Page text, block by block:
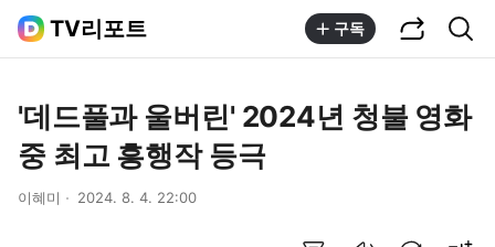
TV리포트 구독
'데드풀과 울버린' 2024년 청불 영화
중 최고 흥행작 등극
이혜미 2024. 8. 4. 22:00